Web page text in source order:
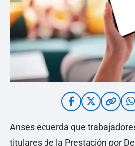
Anses ecuerda que
titulares de la Prestación por